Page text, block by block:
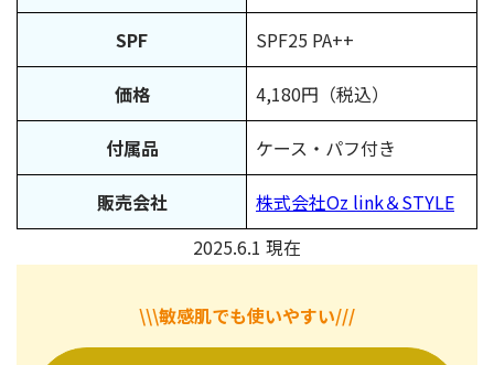
セット」の購入方法
決済方法
ヴァントルテの「ミネラルシルクファンデーション」は、無
添加で肌にやさしいおすすめの化粧品！
ヴァントルテ ミネラルシルクファンデーション
SPF SPF25 PA++
価格 4,180円（税込）
付属品 ケース・パフ付き
販売会社
株式会社Oz link＆STYLE
2025.6.1 現在
\\\敏感肌でも使いやすい///